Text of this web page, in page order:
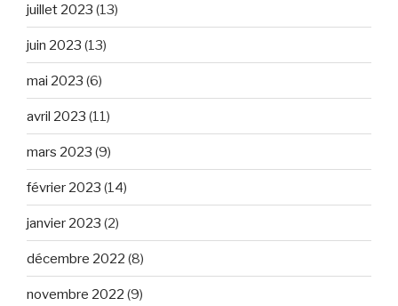
juillet 2023 (13)
juin 2023 (13)
mai 2023 (6)
avril 2023 (11)
mars 2023 (9)
février 2023 (14)
janvier 2023 (2)
décembre 2022 (8)
novembre 2022 (9)